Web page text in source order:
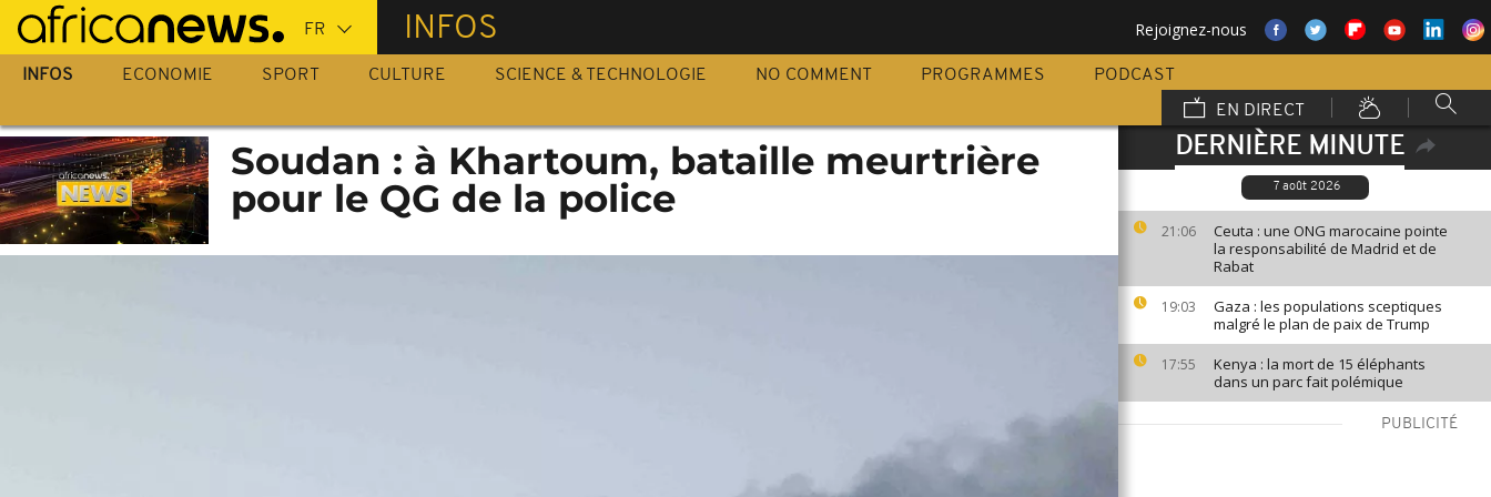
Passer
au
contenu
INFOS Rejoignez-nous
INFOS ECONOMIE SPORT CULTURE SCIENCE & TECHNOLOGIE NO COMMENT PROGRAMMES
PODCAST
EN DIRECT
DERNIÈRE MINUTE
7 août 2026
21:06
Ceuta : une ONG marocaine pointe
la responsabilité de Madrid et de
Rabat
19:03
Gaza : les populations sceptiques
malgré le plan de paix de Trump
17:55
Kenya : la mort de 15 éléphants
dans un parc fait polémique
PUBLICITÉ
Soudan : à Khartoum, bataille meurtrière
pour le QG de la police